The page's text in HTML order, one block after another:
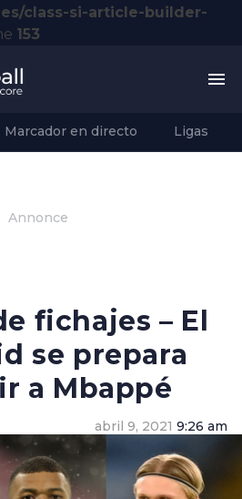
class-si-article-builder-
153
Marcador en directo Ligas
Annonce
fichajes – El
se prepara
a Mbappé
abril 9, 2021 9:26 am